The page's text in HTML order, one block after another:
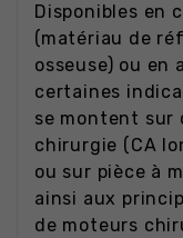
Disponibles en
(matériau de
osseuse) ou en
certaines
se montent sur
chirurgie (CA
ou sur pièce à
ainsi aux
de moteurs